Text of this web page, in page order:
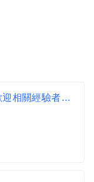
【饗食天堂】 儲備幹部 薪資面議 歡迎相關經驗者來挑戰【台中市東區】